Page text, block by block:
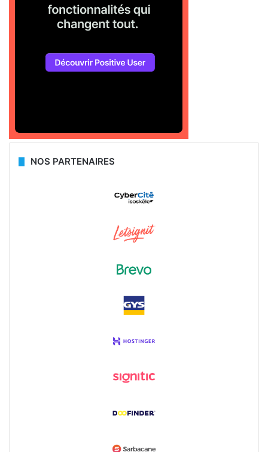
NOS PARTENAIRES